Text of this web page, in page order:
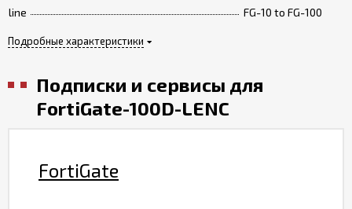
line
FG-10 to FG-100
Подробные характеристики
Подписки и сервисы для
FortiGate-100D-LENC
FortiGate